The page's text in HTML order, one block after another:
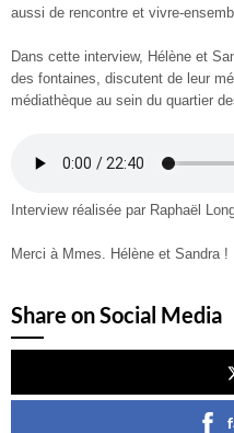
aussi de rencontre et vivre-
Dans cette interview, Hélène et
des fontaines, discutent de leur
médiathèque au sein du quartier
Interview réalisée par Raphaël
Merci à Mmes. Hélène et Sandra !
Share on Social Media